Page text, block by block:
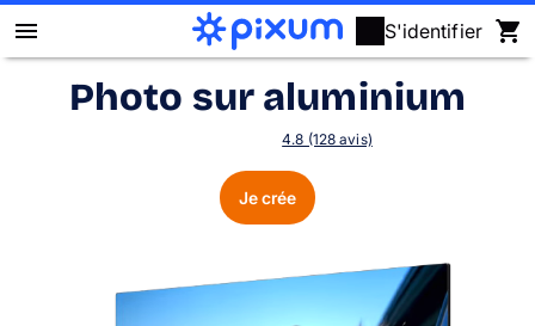
S'identifier
Livre photo Pixum
Photo sur aluminium
4.8 (128 avis)
Je crée